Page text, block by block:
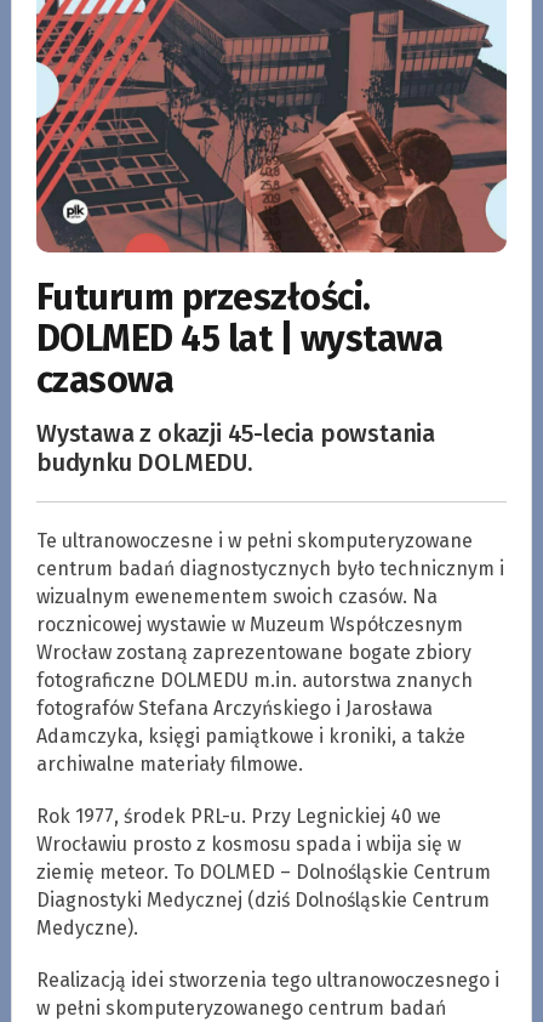
Futurum przeszłości.
DOLMED 45 lat | wystawa
czasowa
Wystawa z okazji 45-lecia powstania
budynku DOLMEDU.
Te ultranowoczesne i w pełni skomputeryzowane
centrum badań diagnostycznych było technicznym i
wizualnym ewenementem swoich czasów. Na
rocznicowej wystawie w Muzeum Współczesnym
Wrocław zostaną zaprezentowane bogate zbiory
fotograficzne DOLMEDU m.in. autorstwa znanych
fotografów Stefana Arczyńskiego i Jarosława
Adamczyka, księgi pamiątkowe i kroniki, a także
archiwalne materiały filmowe.
Rok 1977, środek PRL-u. Przy Legnickiej 40 we
Wrocławiu prosto z kosmosu spada i wbija się w
ziemię meteor. To DOLMED – Dolnośląskie Centrum
Diagnostyki Medycznej (dziś Dolnośląskie Centrum
Medyczne).
Realizacją idei stworzenia tego ultranowoczesnego i
w pełni skomputeryzowanego centrum badań